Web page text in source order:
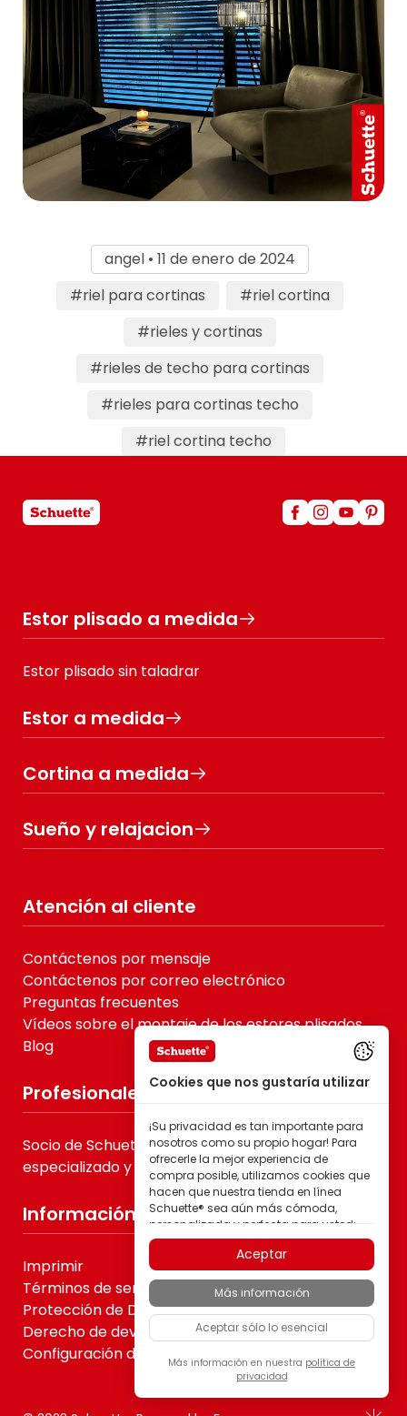
angel • 11 de enero de 2024
#riel para cortinas
#riel cortina
#rieles y cortinas
#rieles de techo para cortinas
#rieles para cortinas techo
#riel cortina techo
Estor plisado a medida
Estor plisado sin taladrar
Estor a medida
Cortina a medida
Sueño y relajacion
Atención al cliente
Contáctenos por mensaje
Contáctenos por correo electrónico
Preguntas frecuentes
Vídeos sobre el montaje de los estores plisados
Blog
Profesionales
Socio de Schuette® para B2B, comercio
especializado y proveedores de servicios
Información
Imprimir
Términos de servicio
Protección de Datos
Derecho de devolución
Configuración de cookies
Cookies que nos gustaría utilizar
¡Su privacidad es tan importante para
nosotros como su propio hogar! Para
ofrecerle la mejor experiencia de
compra posible, utilizamos cookies que
hacen que nuestra tienda en línea
Schuette® sea aún más cómoda,
personalizada y perfecta para usted;
todo para que pueda descubrir
productos de la marca Schuette® con
la mejor calidad.
Algunas de estas cookies son
necesarias para que nuestra tienda
Schuette® funcione de forma fiable;
otras nos permiten personalizar los
contenidos y anuncios según sus
intereses, o participar de manera
completamente anónima en el análisis
del comportamiento de los visitantes.
Aceptar
Más información
Aceptar sólo lo esencial
Más información en nuestra política de
privacidad